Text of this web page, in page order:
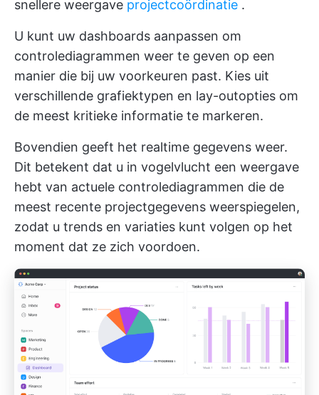
snellere weergave projectcoördinatie .
U kunt uw dashboards aanpassen om
controlediagrammen weer te geven op een
manier die bij uw voorkeuren past. Kies uit
verschillende grafiektypen en lay-outopties om
de meest kritieke informatie te markeren.
Bovendien geeft het realtime gegevens weer.
Dit betekent dat u in vogelvlucht een weergave
hebt van actuele controlediagrammen die de
meest recente projectgegevens weerspiegelen,
zodat u trends en variaties kunt volgen op het
moment dat ze zich voordoen.